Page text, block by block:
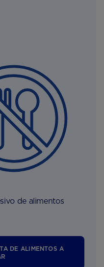
de alimentos
DE ALIMENTOS A